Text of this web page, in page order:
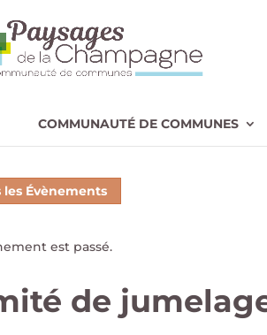
COMMUNAUTÉ DE COMMUNES
les Évènements
est passé.
de